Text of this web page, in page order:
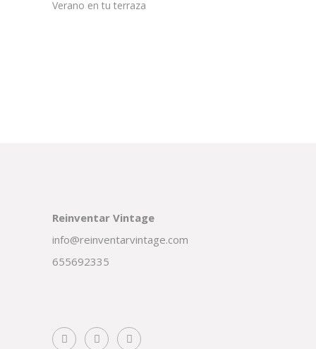
Verano en tu terraza
Reinventar Vintage
info@reinventarvintage.com
655692335